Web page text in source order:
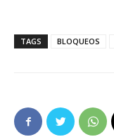
TAGS BLOQUEOS